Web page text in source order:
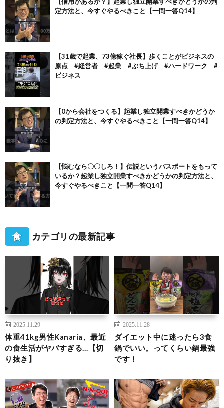
定方法と、今すぐやるべきこと【一問一答Q14】
【31歳で起業、73億稼ぐ社長】歩くことがビジネスの
原点 #経営者 #起業 #ぶち上げ #ハードワーク #
ビジネス
【0から会社をつくる】起業し独立開業すべきかどうか
の判定方法と、今すぐやるべきこと【一問一答Q14】
【悩むなら〇〇しろ！】伝説というパスポートをもって
いるか？起業し独立開業すべきかどうかの判定方法と、
今すぐやるべきこと【一問一答Q14】
食 カテゴリの最新記事
2025.11.29
体重41kg男性Kanaria、最近
の食生活がヤバすぎる…【切
り抜き】
2025.11.28
ダイエット中に迷ったら3食
鍋でいい。ってくらい鍋最強
です！